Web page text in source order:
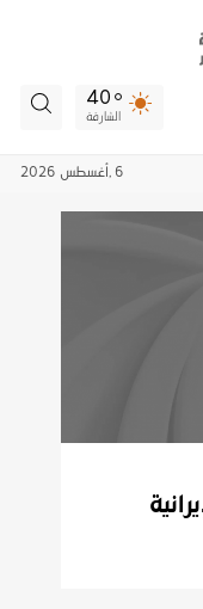
40
الشارقة
6 , أغسطس 2026